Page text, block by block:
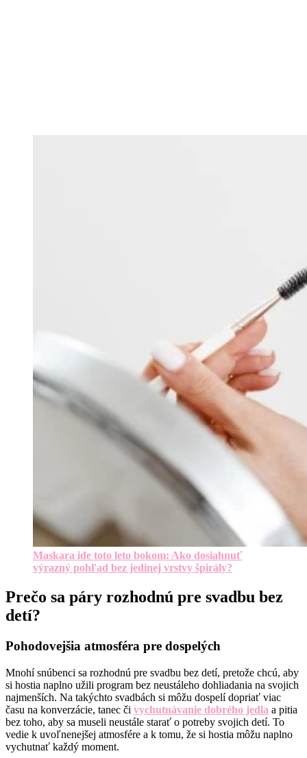
Maskara ide toto leto bokom: Ako dosiahnuť
výrazný pohľad bez jedinej vrstvy špirály?
Prečo sa páry rozhodnú pre svadbu bez
detí?
Pohodovejšia atmosféra pre dospelých
Mnohí snúbenci sa rozhodnú pre svadbu bez detí, pretože chcú, aby
si hostia naplno užili program bez neustáleho dohliadania na svojich
najmenších. Na takýchto svadbách si môžu dospelí dopriať viac
času na konverzácie, tanec či vychutnávanie dobrého jedla a pitia
bez toho, aby sa museli neustále starať o potreby svojich detí. To
vedie k uvoľnenejšej atmosfére a k tomu, že si hostia môžu naplno
vychutnať každý moment.